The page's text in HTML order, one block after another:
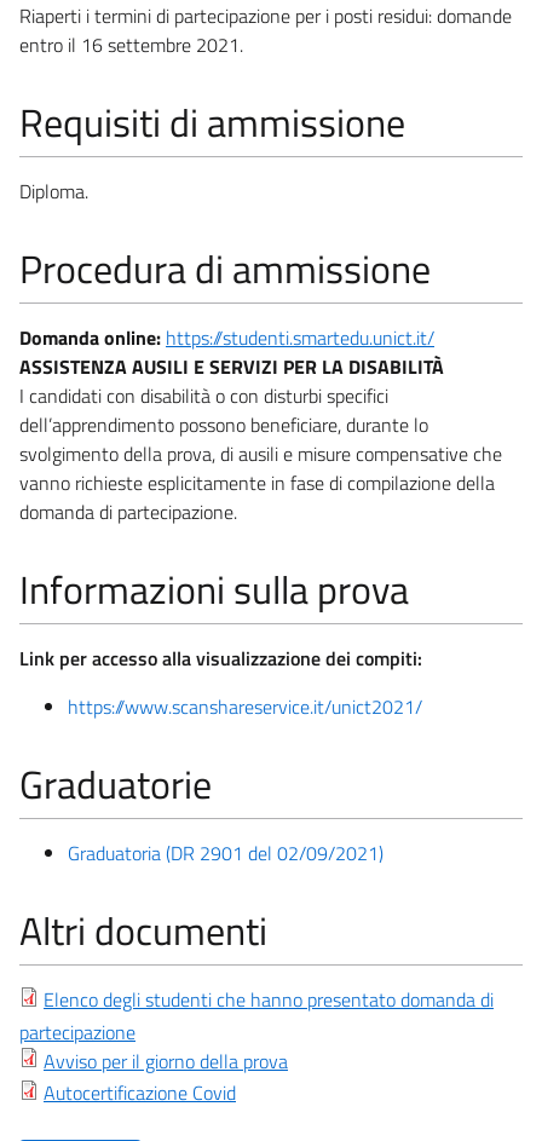
Riaperti i termini di partecipazione per i posti residui: domande
entro il 16 settembre 2021.
Requisiti di ammissione
Diploma.
Procedura di ammissione
Domanda online: https://studenti.smartedu.unict.it/
ASSISTENZA AUSILI E SERVIZI PER LA DISABILITÀ
I candidati con disabilità o con disturbi specifici
dell’apprendimento possono beneficiare, durante lo
svolgimento della prova, di ausili e misure compensative che
vanno richieste esplicitamente in fase di compilazione della
domanda di partecipazione.
Informazioni sulla prova
Link per accesso alla visualizzazione dei compiti:
https://www.scanshareservice.it/unict2021/
Graduatorie
Graduatoria (DR 2901 del 02/09/2021)
Altri documenti
Elenco degli studenti che hanno presentato domanda di
partecipazione
Avviso per il giorno della prova
Autocertificazione Covid